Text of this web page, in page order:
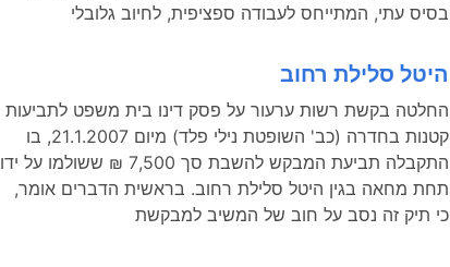
בסיס עתי, המתייחס לעבודה ספציפית, לחיוב גלובלי
היטל סלילת רחוב
החלטה בקשת רשות ערעור על פסק דינו בית משפט לתביעות
קטנות בחדרה (כב' השופטת נילי פלד) מיום 21.1.2007, בו
התקבלה תביעת המבקש להשבת סך 7,500 ₪ ששולמו על ידו
תחת מחאה בגין היטל סלילת רחוב. בראשית הדברים אומר,
כי תיק זה נסב על חוב של המשיב למבקשת